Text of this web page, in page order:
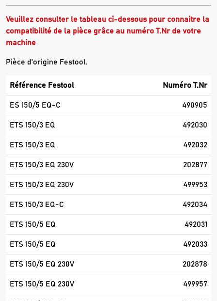
Veuillez consulter le tableau ci-dessous pour connaitre la
compatibilité de la pièce grâce au numéro T.Nr de votre
machine
Pièce d'origine Festool.
Référence Festool Numéro T.Nr
ES 150/5 EQ-C 490905
ETS 150/3 EQ 492030
ETS 150/3 EQ 492032
ETS 150/3 EQ 230V 202877
ETS 150/3 EQ 230V 499953
ETS 150/3 EQ-C 492034
ETS 150/5 EQ 492031
ETS 150/5 EQ 492033
ETS 150/5 EQ 230V 202878
ETS 150/5 EQ 230V 499957